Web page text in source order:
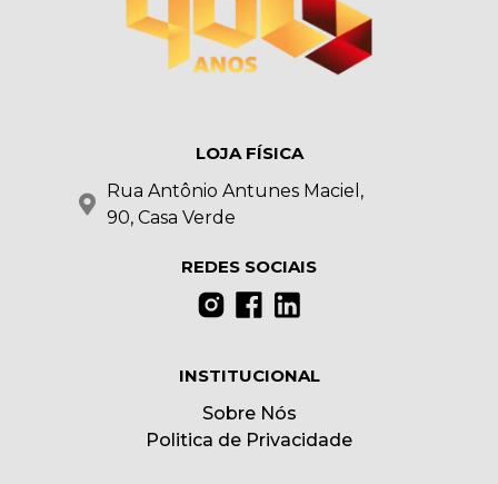
LOJA FÍSICA
Rua Antônio Antunes Maciel,
90, Casa Verde
REDES SOCIAIS
INSTITUCIONAL
Sobre Nós
Politica de Privacidade